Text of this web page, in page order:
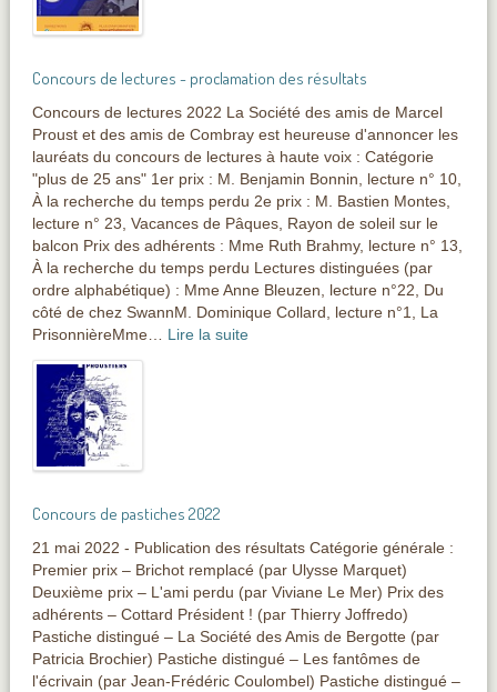
Concours de lectures - proclamation des résultats
Concours de lectures 2022 La Société des amis de Marcel
Proust et des amis de Combray est heureuse d'annoncer les
lauréats du concours de lectures à haute voix : Catégorie
"plus de 25 ans" 1er prix : M. Benjamin Bonnin, lecture n° 10,
À la recherche du temps perdu 2e prix : M. Bastien Montes,
lecture n° 23, Vacances de Pâques, Rayon de soleil sur le
balcon Prix des adhérents : Mme Ruth Brahmy, lecture n° 13,
À la recherche du temps perdu Lectures distinguées (par
ordre alphabétique) : Mme Anne Bleuzen, lecture n°22, Du
côté de chez SwannM. Dominique Collard, lecture n°1, La
PrisonnièreMme… Lire la suite
Concours de pastiches 2022
21 mai 2022 - Publication des résultats Catégorie générale :
Premier prix – Brichot remplacé (par Ulysse Marquet)
Deuxième prix – L'ami perdu (par Viviane Le Mer) Prix des
adhérents – Cottard Président ! (par Thierry Joffredo)
Pastiche distingué – La Société des Amis de Bergotte (par
Patricia Brochier) Pastiche distingué – Les fantômes de
l'écrivain (par Jean-Frédéric Coulombel) Pastiche distingué –